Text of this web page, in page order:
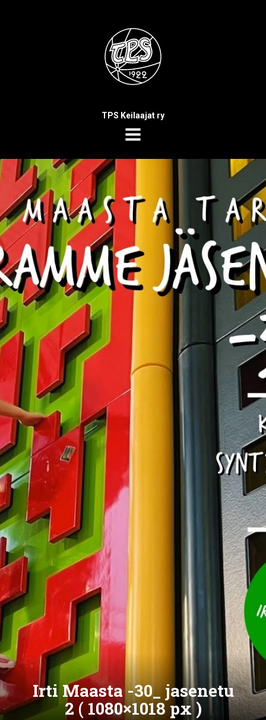
TPS Keilaajat ry
MENU
Irti Maasta -30_ jasenetu
2 ( 1080×1018 px )